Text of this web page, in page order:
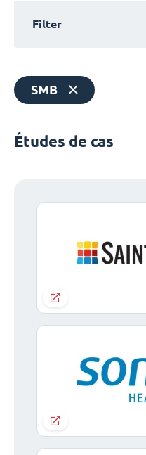
Filter
SMB
Études de cas